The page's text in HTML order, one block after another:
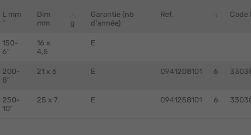
L mm
''
Dim
mm
g
Garantie (nb
d'année)
Ref. Code
150-
6"
16 x
4,5
E
200-
8"
21 x 6 E 0941208101 6
250-
10"
25 x 7 E 0941258101 6